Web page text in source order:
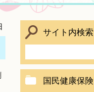
サイト内検索
国民健康保険